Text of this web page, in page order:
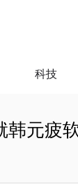
科技
韩元疲